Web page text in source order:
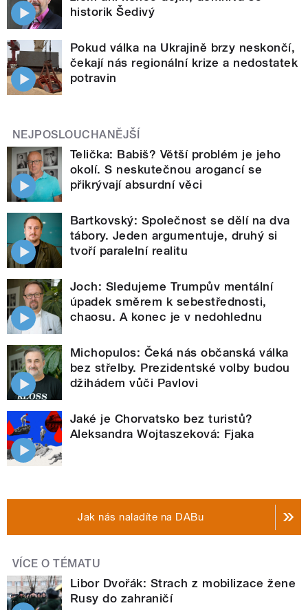
historik Šedivý
Pokud válka na Ukrajině brzy neskončí,
čekají nás regionální krize a nedostatek
potravin
NEJPOSLOUCHANĚJŠÍ
Telička: Babiš? Větší problém je jeho
okolí. S neskutečnou arogancí se
přikrývají absurdní věci
Bartkovský: Společnost se dělí na dva
tábory. Jeden argumentuje, druhý si
tvoří paralelní realitu
Joch: Sledujeme Trumpův mentální
úpadek směrem k sebestřednosti,
chaosu. A konec je v nedohlednu
Michopulos: Čeká nás občanská válka
bez střelby. Prezidentské volby budou
džihádem vůči Pavlovi
Jaké je Chorvatsko bez turistů?
Aleksandra Wojtaszeková: Fjaka
Jak nás naladíte na DABu
VÍCE O TÉMATU
Libor Dvořák: Strach z mobilizace žene
Rusy do zahraničí